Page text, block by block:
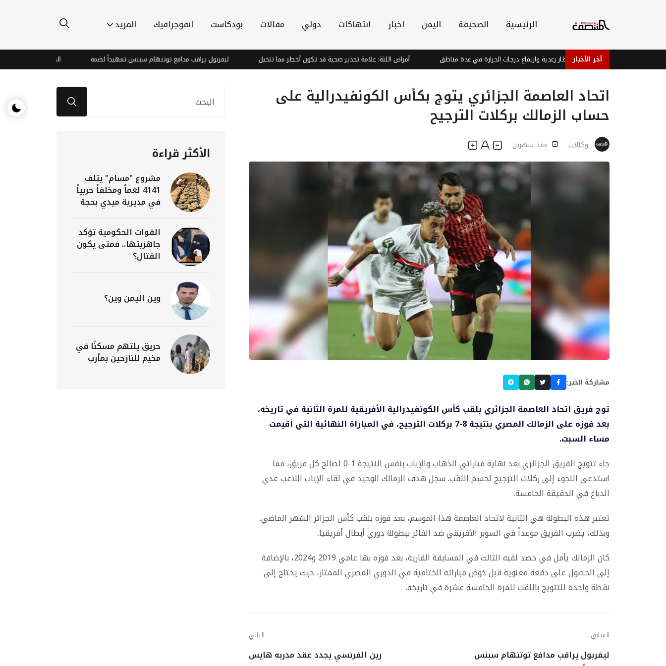
الرئيسية الصحيفة اليمن اخبار انتهاكات دولي مقالات بودكاست انفوجرافيك المزيد
آخر الأخبار
توقعات جوية بأمطار رعدية وارتفاع درجات الحرارة في عدة مناطق أمراض اللثة: علامة تحذير صحية قد تكون أخطر مما تتخيل ليفربول يراقب مدافع توتنهام سبنس تمهيداً لضمه الحوثيون يفجرون حصناً
اتحاد العاصمة الجزائري يتوج بكأس الكونفيدرالية على
حساب الزمالك بركلات الترجيح
وكالات منذ شهرين
مشاركة الخبر:
توج فريق اتحاد العاصمة الجزائري بلقب كأس الكونفيدرالية الأفريقية للمرة الثانية في تاريخه،
بعد فوزه على الزمالك المصري بنتيجة 8-7 بركلات الترجيح، في المباراة النهائية التي أقيمت
مساء السبت.
جاء تتويج الفريق الجزائري بعد نهاية مباراتي الذهاب والإياب بنفس النتيجة 1-0 لصالح كل فريق، مما
استدعى اللجوء إلى ركلات الترجيح لحسم اللقب. سجل هدف الزمالك الوحيد في لقاء الإياب اللاعب عدي
الدباغ في الدقيقة الخامسة.
تعتبر هذه البطولة هي الثانية لاتحاد العاصمة هذا الموسم، بعد فوزه بلقب كأس الجزائر الشهر الماضي.
وبذلك، يضرب الفريق موعداً في السوبر الأفريقي ضد الفائز ببطولة دوري أبطال أفريقيا.
كان الزمالك يأمل في حصد لقبه الثالث في المسابقة القارية، بعد فوزه بها عامي 2019 و2024، بالإضافة
إلى الحصول على دفعة معنوية قبل خوض مباراته الختامية في الدوري المصري الممتاز، حيث يحتاج إلى
نقطة واحدة للتتويج باللقب للمرة الخامسة عشرة في تاريخه.
السابق
ليفربول يراقب مدافع توتنهام سبنس
التالي
رين الفرنسي يجدد عقد مدربه هايس
الأكثر قراءة
مشروع "مسام" يتلف
4141 لغماً ومخلفاً حربياً
في مديرية ميدي بحجة
القوات الحكومية تؤكد
جاهزيتها.. فمتى يكون
القتال؟
وين اليمن وين؟
حريق يلتهم مسكنًا في
مخيم للنازحين بمأرب